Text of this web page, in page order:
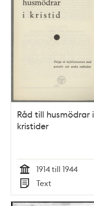
Råd till husmödrar i
kristider
Tid
1914 till 1944
Typ
Text